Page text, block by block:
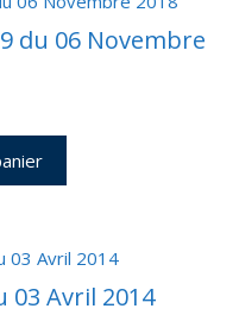
du 06 Novembre
03 Avril 2014